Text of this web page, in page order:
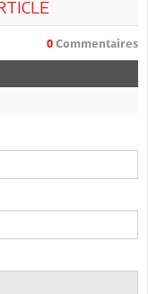
0 Commentaires